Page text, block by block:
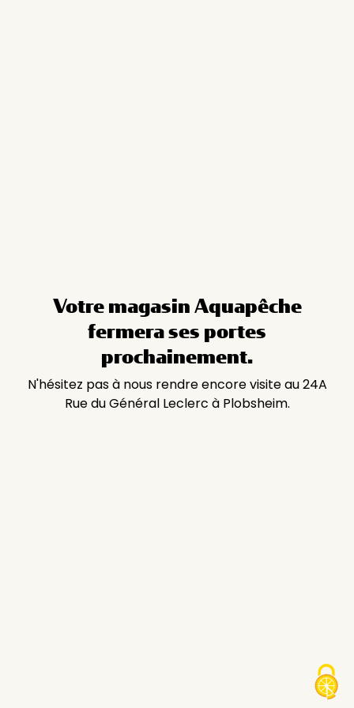
Votre magasin Aquapêche
fermera ses portes
prochainement.
N'hésitez pas à nous rendre encore visite au 24A
Rue du Général Leclerc à Plobsheim.